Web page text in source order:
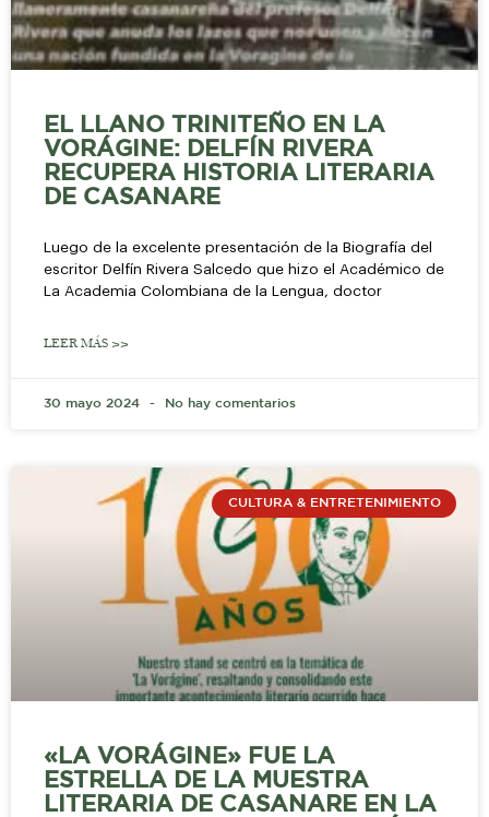
EL LLANO TRINITEÑO EN LA
VORÁGINE: DELFÍN RIVERA
RECUPERA HISTORIA LITERARIA
DE CASANARE
Luego de la excelente presentación de la Biografía del
escritor Delfín Rivera Salcedo que hizo el Académico de
La Academia Colombiana de la Lengua, doctor
LEER MÁS >>
30 mayo 2024 No hay comentarios
CULTURA & ENTRETENIMIENTO
«LA VORÁGINE» FUE LA
ESTRELLA DE LA MUESTRA
LITERARIA DE CASANARE EN LA